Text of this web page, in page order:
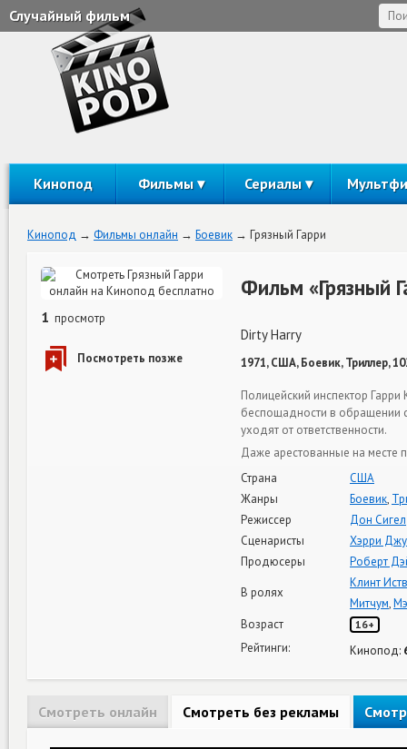
Случайный фильм
Кинопод Фильмы Сериалы
Кинопод Фильмы онлайн Боевик Грязный Гарри
1 просмотр
Фильм «Грязный
Dirty Harry
1971, США, Боевик, Триллер,
Полицейский инспектор
беспощадности в обращении
уходят от ответственности.
Даже арестованные на месте
Страна
США
Жанры
Боевик,
Режиссер
Дон Сигел
Сценаристы
Хэрри
Продюсеры
Роберт
В ролях
Клинт
Митчум,
Возраст
16+
Рейтинги: Кинопод:
Смотреть онлайн Смотреть без рекламы